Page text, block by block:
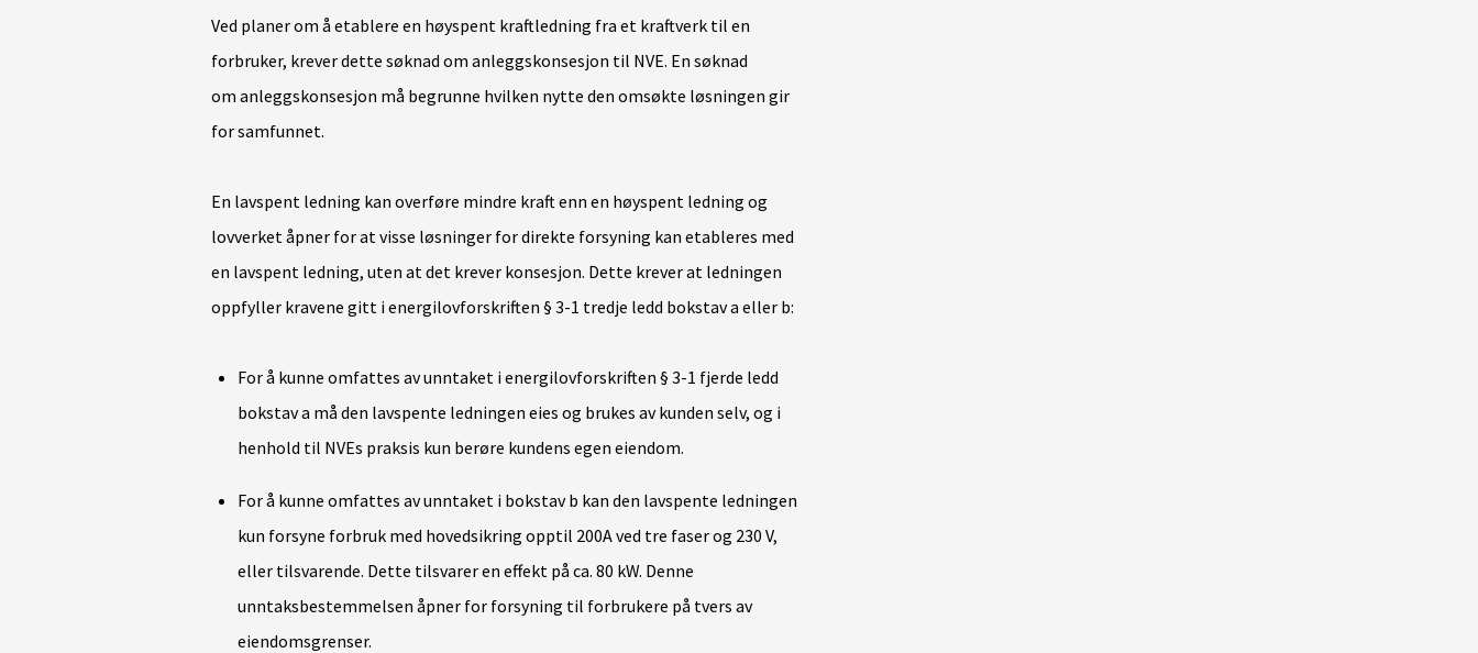
Ved planer om å etablere en høyspent kraftledning fra et kraftverk til en
forbruker, krever dette søknad om anleggskonsesjon til NVE. En søknad
om anleggskonsesjon må begrunne hvilken nytte den omsøkte løsningen gir
for samfunnet.
En lavspent ledning kan overføre mindre kraft enn en høyspent ledning og
lovverket åpner for at visse løsninger for direkte forsyning kan etableres med
en lavspent ledning, uten at det krever konsesjon. Dette krever at ledningen
oppfyller kravene gitt i energilovforskriften § 3-1 tredje ledd bokstav a eller b:
For å kunne omfattes av unntaket i energilovforskriften § 3-1 fjerde ledd
bokstav a må den lavspente ledningen eies og brukes av kunden selv, og i
henhold til NVEs praksis kun berøre kundens egen eiendom.
For å kunne omfattes av unntaket i bokstav b kan den lavspente ledningen
kun forsyne forbruk med hovedsikring opptil 200A ved tre faser og 230 V,
eller tilsvarende. Dette tilsvarer en effekt på ca. 80 kW. Denne
unntaksbestemmelsen åpner for forsyning til forbrukere på tvers av
eiendomsgrenser.